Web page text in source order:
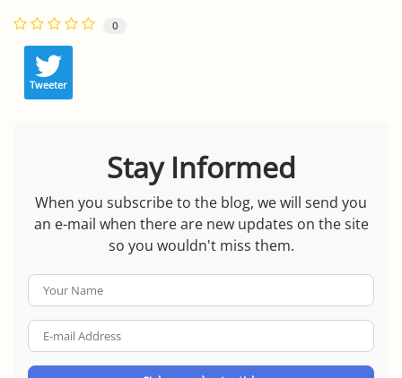
0
Tweeter
Stay Informed
When you subscribe to the blog, we will send you
an e-mail when there are new updates on the site
so you wouldn't miss them.
Name
mail
Address